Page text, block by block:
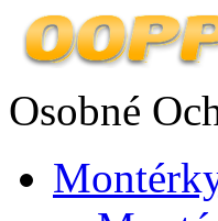
Osobné